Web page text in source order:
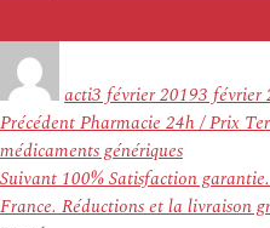
actile
3 février 20193 février
Navigation
de
l’article
PrécédentArticle
précédent :
Pharmacie 24h / Prix
médicaments génériques
Suivant Article
suivant :
100% Satisfaction
France. Réductions et la livraison